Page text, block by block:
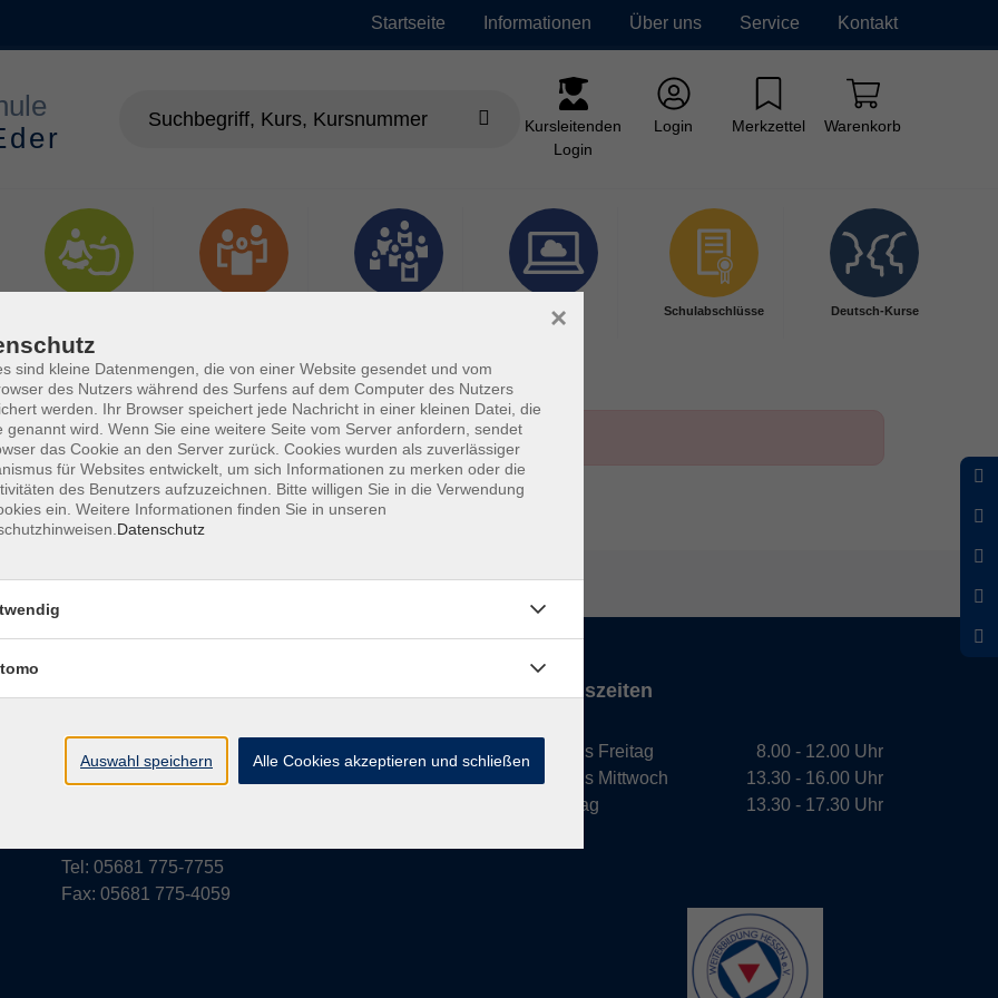
Startseite Informationen Über uns Service Kontakt
Kursleitenden
Login
Login Merkzettel Warenkorb
Digitales
Lernen
Schulabschlüsse Deutsch-Kurse
Barrierefreiheit Widerruf
Parkstraße 6
34576 Homberg (Efze)
Tel: 05681 775-7755
Fax: 05681 775-4059
Öffnungszeiten
Montag bis Freitag
Montag bis Mittwoch
Donnerstag
8.00 - 12.00 Uhr
13.30 - 16.00 Uhr
13.30 - 17.30 Uhr
sind kleine Datenmengen, die von einer Website gesendet und vom
des Nutzers während des Surfens auf dem Computer des Nutzers
werden. Ihr Browser speichert jede Nachricht in einer kleinen Datei, die
genannt wird. Wenn Sie eine weitere Seite vom Server anfordern, sendet
das Cookie an den Server zurück. Cookies wurden als zuverlässiger
für Websites entwickelt, um sich Informationen zu merken oder die
des Benutzers aufzuzeichnen. Bitte willigen Sie in die Verwendung
ein. Weitere Informationen finden Sie in unseren
Datenschutz
×
Auswahl speichern Alle Cookies akzeptieren und schließen